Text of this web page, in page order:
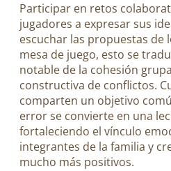
Participar en retos
jugadores a expresar sus
escuchar las propuestas de
mesa de juego, esto se
notable de la cohesión
constructiva de conflictos.
comparten un objetivo
error se convierte en una
fortaleciendo el vínculo
integrantes de la familia y
mucho más positivos.